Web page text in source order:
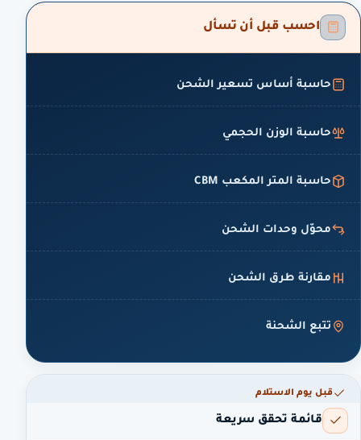
احسب قبل أن تسأل
حاسبة أساس تسعير الشحن
حاسبة الوزن الحجمي
حاسبة المتر المكعب CBM
محوّل وحدات الشحن
مقارنة طرق الشحن
تتبع الشحنة
قبل يوم الاستلام
قائمة تحقق سريعة